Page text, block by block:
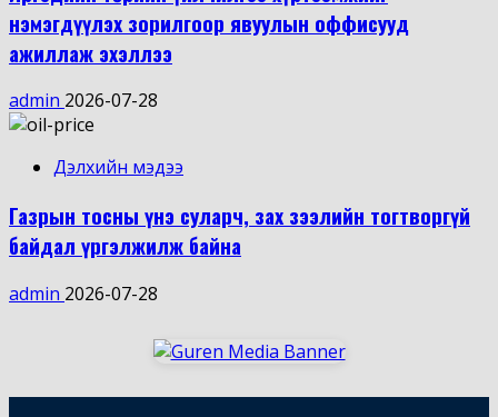
нэмэгдүүлэх зорилгоор явуулын оффисууд
ажиллаж эхэллээ
admin 2026-07-28
Дэлхийн мэдээ
Газрын тосны үнэ суларч, зах зээлийн тогтворгүй
байдал үргэлжилж байна
admin 2026-07-28